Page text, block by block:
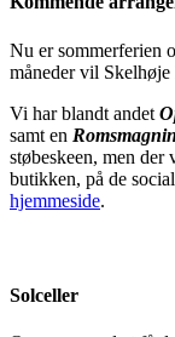
Nu er sommerferien
måneder vil Skelhøje
Vi har blandt andet
samt en
støbeskeen, men der
butikken, på de
hjemmeside.
Solceller